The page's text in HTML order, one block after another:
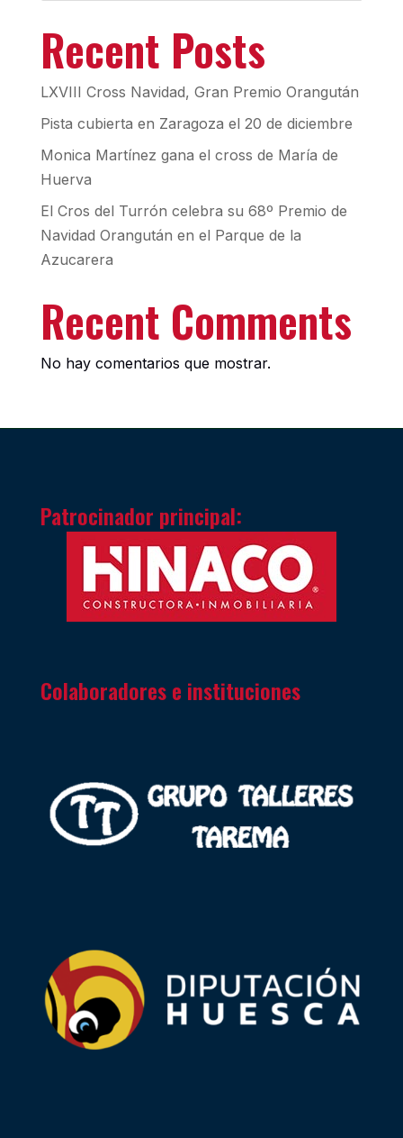
Recent Posts
LXVIII Cross Navidad, Gran Premio Orangután
Pista cubierta en Zaragoza el 20 de diciembre
Monica Martínez gana el cross de María de
Huerva
El Cros del Turrón celebra su 68º Premio de
Navidad Orangután en el Parque de la
Azucarera
Recent Comments
No hay comentarios que mostrar.
Patrocinador principal:
Colaboradores e instituciones